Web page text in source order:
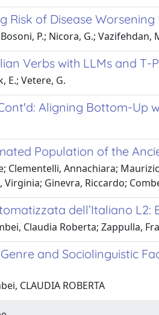
Risk of Disease
P.; Nicora, G.; Vazifehdan,
Verbs with LLMs and T-
E.; Vetere, G.
Aligning Bottom-Up
Population of the
Clementelli, Annachiara;
Ginevra, Riccardo;
dell’Italiano L2:
Claudia Roberta; Zappulla,
and Sociolinguistic
CLAUDIA ROBERTA